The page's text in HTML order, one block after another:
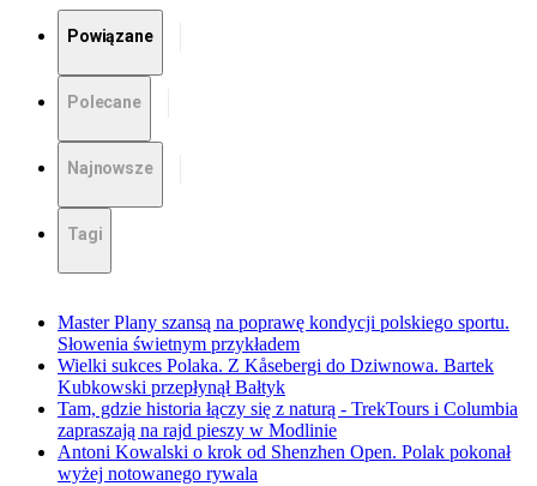
Powiązane
Polecane
Najnowsze
Tagi
Master Plany szansą na poprawę kondycji polskiego sportu.
Słowenia świetnym przykładem
Wielki sukces Polaka. Z Kåsebergi do Dziwnowa. Bartek
Kubkowski przepłynął Bałtyk
Tam, gdzie historia łączy się z naturą - TrekTours i Columbia
zapraszają na rajd pieszy w Modlinie
Antoni Kowalski o krok od Shenzhen Open. Polak pokonał
wyżej notowanego rywala